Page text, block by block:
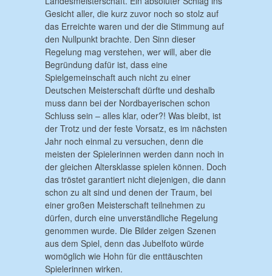
Gesicht aller, die kurz zuvor noch so stolz auf
das Erreichte waren und der die Stimmung auf
den Nullpunkt brachte. Den Sinn dieser
Regelung mag verstehen, wer will, aber die
Begründung dafür ist, dass eine
Spielgemeinschaft auch nicht zu einer
Deutschen Meisterschaft dürfte und deshalb
muss dann bei der Nordbayerischen schon
Schluss sein – alles klar, oder?! Was bleibt, ist
der Trotz und der feste Vorsatz, es im nächsten
Jahr noch einmal zu versuchen, denn die
meisten der Spielerinnen werden dann noch in
der gleichen Altersklasse spielen können. Doch
das tröstet garantiert nicht diejenigen, die dann
schon zu alt sind und denen der Traum, bei
einer großen Meisterschaft teilnehmen zu
dürfen, durch eine unverständliche Regelung
genommen wurde. Die Bilder zeigen Szenen
aus dem Spiel, denn das Jubelfoto würde
womöglich wie Hohn für die enttäuschten
Spielerinnen wirken.